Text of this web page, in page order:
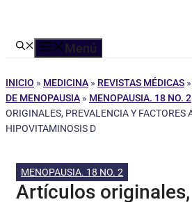
Menú
INICIO » MEDICINA » REVISTAS MÉDICAS »
DE MENOPAUSIA » MENOPAUSIA. 18 NO. 2
ORIGINALES, PREVALENCIA Y FACTORES
HIPOVITAMINOSIS D
MENOPAUSIA. 18 NO. 2
Artículos originales,